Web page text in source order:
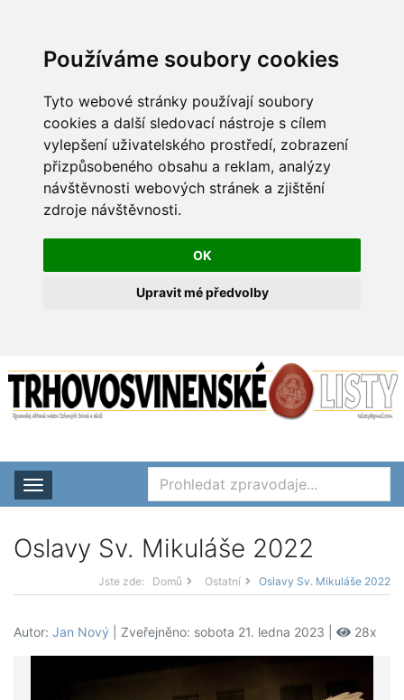
Používáme soubory cookies
Tyto webové stránky používají soubory
cookies a další sledovací nástroje s cílem
vylepšení uživatelského prostředí, zobrazení
přizpůsobeného obsahu a reklam, analýzy
návštěvnosti webových stránek a zjištění
zdroje návštěvnosti.
OK
Upravit mé předvolby
Rozbalit nabídku
Oslavy Sv. Mikuláše 2022
Jste zde: Domů Ostatní Oslavy Sv. Mikuláše 2022
Autor: Jan Nový | Zveřejněno: sobota 21. ledna 2023 | 28x